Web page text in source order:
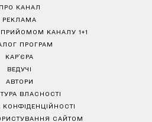
ПРО КАНАЛ
РЕКЛАМА
КАНАЛУ 1+1
ПРОГРАМ
КАР’ЄРА
ВЕДУЧІ
АВТОРИ
ВЛАСНОСТІ
КОНФІДЕНЦІЙНОСТІ
САЙТОМ